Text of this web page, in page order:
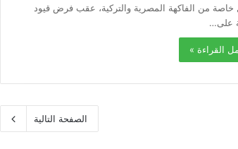
خاصة من الفاكهة المصرية والتركية، عقب فرض قيود
على…
القراءة »
الصفحة التالية